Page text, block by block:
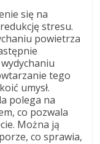
się na
stresu.
powietrza
tego
umysł.
polega na
co pozwala
Można ją
co sprawia,